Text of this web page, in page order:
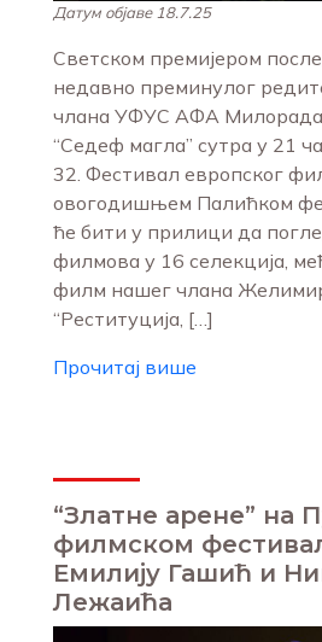
Датум објаве 18.7.25
Светском премијером
недавно преминулог
члана УФУС АФА
“Седеф магла” сутра у 21
32. Фестивал европског
овогодишњем Палићком
ће бити у прилици да
филмова у 16 селекција,
филм нашег члана
“Реституција, […]
Прочитај више
“Златне арене” на
филмском
Емилију Гашић и
Лежаића